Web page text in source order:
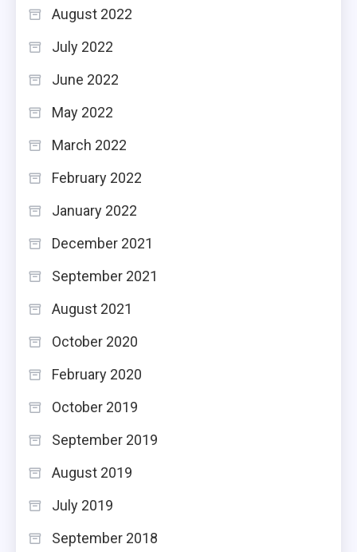
August 2022
July 2022
June 2022
May 2022
March 2022
February 2022
January 2022
December 2021
September 2021
August 2021
October 2020
February 2020
October 2019
September 2019
August 2019
July 2019
September 2018